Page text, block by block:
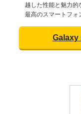
越した性能と魅力的
最高のスマートフォ
Galaxy